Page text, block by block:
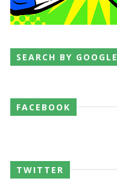
SEARCH BY GOOGLE
FACEBOOK
TWITTER